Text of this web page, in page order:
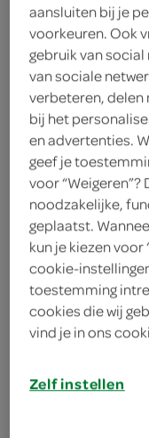
1 eiwit
6 eetlepels
2 eetlepels
125 gram
1 blik
spuitzak
aansluiten bij je
voorkeuren. Ook
gebruik van
van sociale
verbeteren, delen
bij het
en advertenties.
geef je
voor
noodzakelijke,
geplaatst.
kun je kiezen voor
cookie-
toestemming
cookies die wij
vind je in ons
Zelf instellen